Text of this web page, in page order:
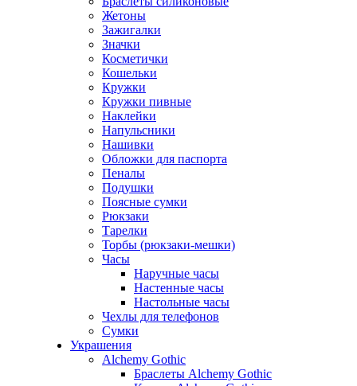
Жетоны
Зажигалки
Значки
Косметички
Кошельки
Кружки
Кружки пивные
Наклейки
Напульсники
Нашивки
Обложки для паспорта
Пеналы
Подушки
Поясные сумки
Рюкзаки
Тарелки
Торбы (рюкзаки-мешки)
Часы
Наручные часы
Настенные часы
Настольные часы
Чехлы для телефонов
Сумки
Украшения
Alchemy Gothic
Браслеты Alchemy Gothic